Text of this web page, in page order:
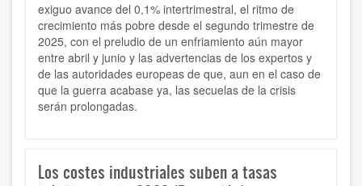
exiguo avance del 0,1% intertrimestral, el ritmo de
crecimiento más pobre desde el segundo trimestre de
2025, con el preludio de un enfriamiento aún mayor
entre abril y junio y las advertencias de los expertos y
de las autoridades europeas de que, aun en el caso de
que la guerra acabase ya, las secuelas de la crisis
serán prolongadas.
Los costes industriales suben a tasas